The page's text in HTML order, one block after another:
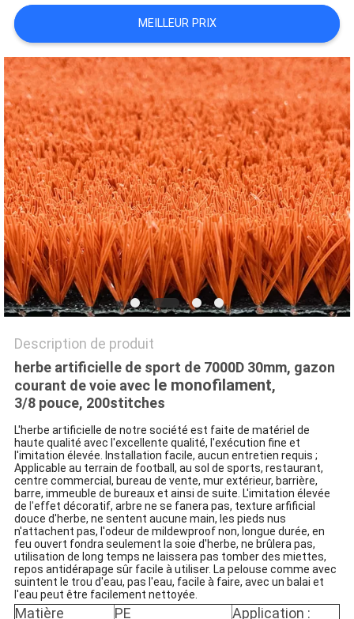
DEMANDEZ
UNE
CITATION
PLAN
DU
SITE
PRIVACY
POLICY
MEILLEUR PRIX
Description de produit
herbeartificielle de sport de 7000D 30mm, gazon
courant de voie avecle monofilament,
3/8 pouce, 200stitches
L'herbe artificielle de notre société est faite de matériel de
haute qualité avec l'excellente qualité, l'exécution fine et
l'imitation élevée. Installation facile, aucun entretien requis ;
Applicable au terrain de football, au sol de sports, restaurant,
centre commercial, bureau de vente, mur extérieur, barrière,
barre, immeuble de bureaux et ainsi de suite. L'imitation élevée
de l'effet décoratif, arbre ne se fanera pas, texture arfificial
douce d'herbe, ne sentent aucune main, les pieds nus
n'attachent pas, l'odeur de mildewproof non, longue durée, en
feu ouvert fondra seulement la soie d'herbe, ne brûlera pas,
utilisation de long temps ne laissera pas tomber des miettes,
repos antidérapage sûr facile à utiliser. La pelouse comme avec
suintent le trou d'eau, pas l'eau, facile à faire, avec un balai et
l'eau peut être facilement nettoyée.
Matière
PE
Application :